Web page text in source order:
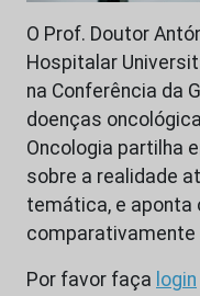
O Prof. Doutor
Hospitalar
na Conferência da
doenças
Oncologia partilha
sobre a realidade
temática, e aponta
comparativamente
Por favor faça login